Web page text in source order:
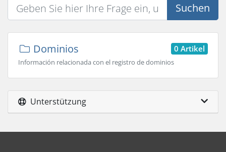
Suchen
0 Artikel
Dominios
Información relacionada con el registro de dominios
Unterstützung